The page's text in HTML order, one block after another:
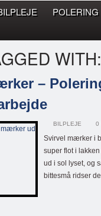
POLERING
WITH:
–
BILPLEJE 0
Svirvel mærker i
super flot i
ud i sol lyset, og
bittesmå ridser